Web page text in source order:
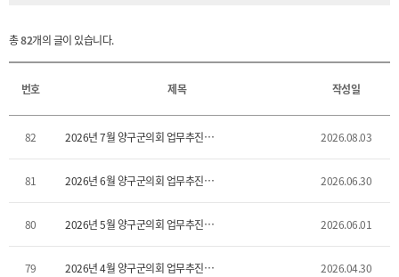
총82개의 글이 있습니다.
번호 제목 작성일
82
2026년 7월 양구군의회 업무추진비
2026.08.03
81
2026년 6월 양구군의회 업무추진비
2026.06.30
80
2026년 5월 양구군의회 업무추진비
2026.06.01
79
2026년 4월 양구군의회 업무추진비
2026.04.30